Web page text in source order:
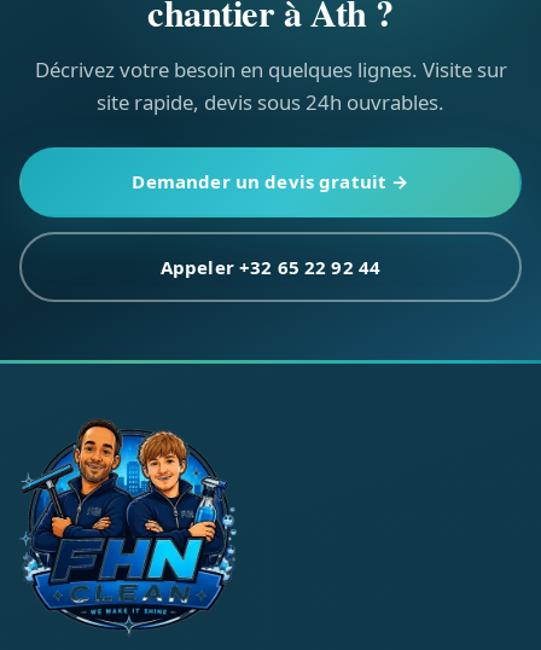
chantier à Ath ?
Décrivez votre besoin en quelques lignes. Visite sur
site rapide, devis sous 24h ouvrables.
Demander un devis gratuit →
Appeler +32 65 22 92 44